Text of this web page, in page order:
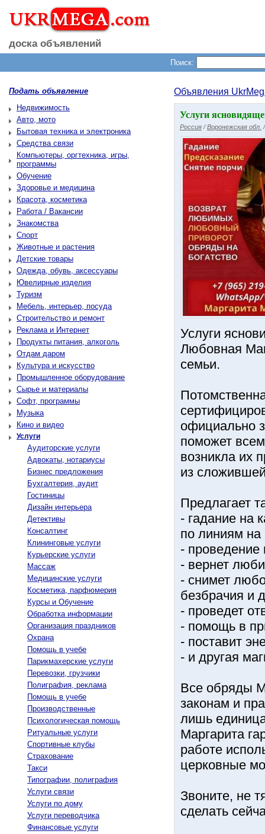
доска объявлений
Поиск:
Подать объявление
Недвижимость
Авто, мото
Бытовая техника и электроника
Средства связи
Компьютеры, оргтехника, игры,
программы
Обучение
Здоровье и медицина
Красота, косметика
Работа / Вакансии
Знакомства
Спорт
Животные и растения
Детские товары
Одежда, обувь, аксессуары
Ювелирные изделия
Туризм
Мебель, интерьер, посуда
Строительство и ремонт
Реклама и Интернет
Продукты питания, алкоголь
Отдам даром
Культура и искусство
Промышленное оборудование
Сырье и материалы
Софт, программы
Музыка
Кино и видео
Услуги
Аудиторские услуги
Адвокаты, нотариусы
Бизнес предложения
Бухгалтерия, аудит
Гостиницы
Дизайн интерьера
Детективы
Консалтинг
Клининговые услуги
Курьерские услуги
Массаж
Медицинские услуги
Косметика, парфюмерия
Курсы и Обучение
Обработка информации
Организация праздников
Охрана
Помощь в учебе
Парикмахерские услуги
Перевозки, грузчики
Полиграфия, реклама
Помощь в учебе
Производственные
Психологическая помощь
Ритуальные услуги
Спортивные клубы
Страхование
Такси
Типографии, полиграфия
Услуги связи
Услуги по дому
Услуги переводчика
Финансовые услуги
Объявления
Услуги
Россия /Воронежская обл.
Услуги
Любовная
семьи.
официально
поможет
возникла их
из
Предлагает
- гадание на
по линиям на
- проведение
- вернет
- снимет
безбрачия и
- проведет
- помощь в
- поставит
- и другая
Все обряды
законам и
лишь
Маргарита
работе
церковные
Звоните, не
сделать